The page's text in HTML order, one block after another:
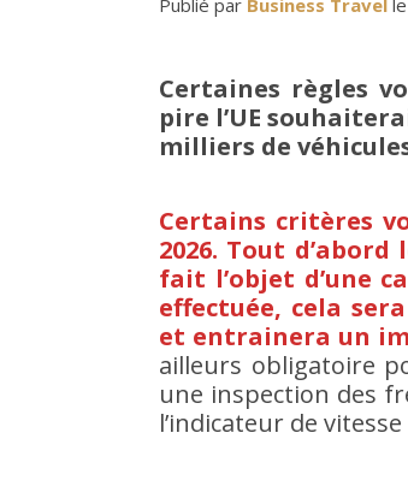
Certaines règles
pire l’UE
milliers de
Certains critères
2026. Tout
fait l’objet d’une
effectuée, cela
et entrainera un
ailleurs obligatoire
une inspection des
l’indicateur de